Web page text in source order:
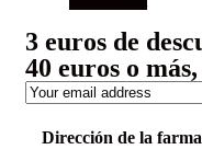
3 euros de
40 euros o
Dirección de la